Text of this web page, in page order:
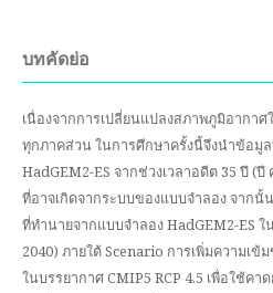
บทคัดย่อ
เนื่องจากการเปลี่ยนแปลงสภาพภูมิอากา
ทุกภาคส่วน ในการศึกษาครั้งนี้จึงนำข้อมู
HadGEM2-ES จากช่วงเวลาอดีต 35 ปี (
ที่อาจเกิดจากระบบของแบบจำลอง จาก
ที่ทำนายจากแบบจำลอง HadGEM2-ES
2040) ภายใต้ Scenario การเพิ่มความเ
ในบรรยากาศ CMIP5 RCP 4.5 เพื่อใช้ค